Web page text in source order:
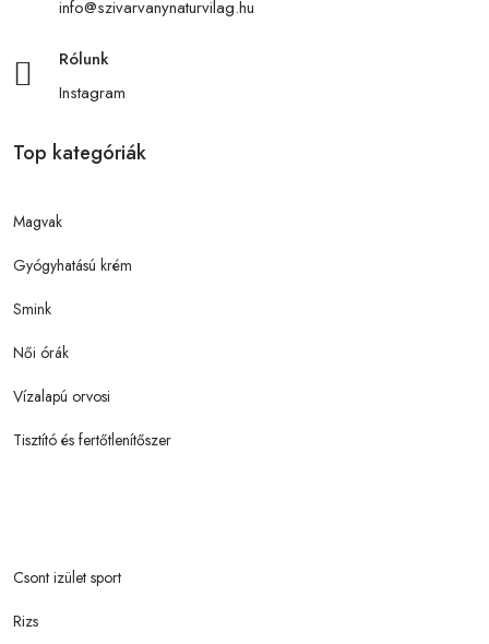
info@szivarvanynaturvilag.hu
Rólunk
Instagram
Top kategóriák
Magvak
Gyógyhatású krém
Smink
Női órák
Vízalapú orvosi
Tisztító és fertőtlenítőszer
Csont izület sport
Rizs